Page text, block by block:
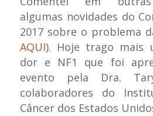
algumas novidades do
2017 sobre o problema
AQUI). Hoje trago mais
dor e NF1 que foi
evento pela Dra.
colaboradores do
Câncer dos Estados